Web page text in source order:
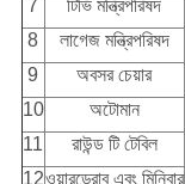
7
টিভি মন্ত্রিপরিষদ
8
লাগেজ মন্ত্রিপরিষদ
9
অবসর চেয়ার
10
অটোমান
11
রাউন্ড টি টেবিল
12ওয়ারড্রোব এবং মিনিবার